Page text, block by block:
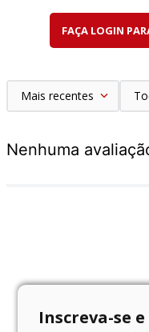
FAÇA LOGIN
Mais recentes
Nenhuma
Inscreva-se